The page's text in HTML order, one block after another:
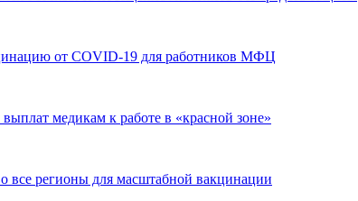
от COVID-19 для работников МФЦ
медикам к работе в «красной зоне»
все регионы для масштабной вакцинации